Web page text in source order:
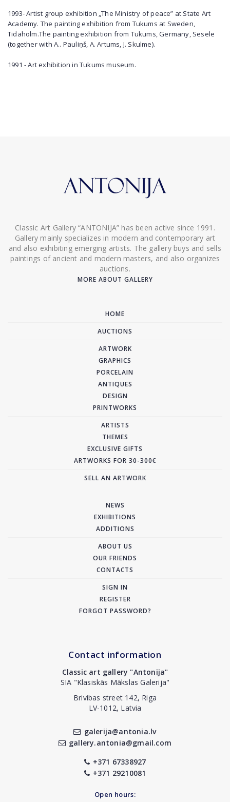
1993- Artist group exhibition „The Ministry of peace” at State Art
Academy. The painting exhibition from Tukums at Sweden,
Tidaholm.The painting exhibition from Tukums, Germany, Sesele
(together with A.. Pauliņš, A. Artums, J. Skulme).
1991 - Art exhibition in Tukums museum.
Classic Art Gallery “ANTONIJA” has been active since 1991.
Gallery mainly specializes in modern and contemporary art
and also exhibiting emerging artists. The gallery buys and sells
paintings of ancient and modern masters, and also organizes
auctions.
MORE ABOUT GALLERY
HOME
AUCTIONS
ARTWORK
GRAPHICS
PORCELAIN
ANTIQUES
DESIGN
PRINTWORKS
ARTISTS
THEMES
EXCLUSIVE GIFTS
ARTWORKS FOR 30-300€
SELL AN ARTWORK
NEWS
EXHIBITIONS
ADDITIONS
ABOUT US
OUR FRIENDS
CONTACTS
SIGN IN
REGISTER
FORGOT PASSWORD?
Contact information
Classic art gallery "Antonija"
SIA "Klasiskās Mākslas Galerija"
Brivibas street 142, Riga
LV-1012, Latvia
galerija@antonia.lv
gallery.antonia@gmail.com
+371 67338927
+371 29210081
Open hours: